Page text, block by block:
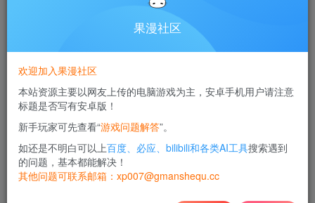
此内容为付费资源，请付费后查看
10
黄金会员免费
果漫社区
欢迎加入果漫社区
本站资源主要以网友上传的电脑游戏为主，安卓手机用户请注意
标题是否写有安卓版！
新手玩家可先查看“游戏问题解答”。
如还是不明白可以上百度、必应、bilibili和各类AI工具搜索遇到
的问题，基本都能解决！
其他问题可联系邮箱：xp007@gmanshequ.cc